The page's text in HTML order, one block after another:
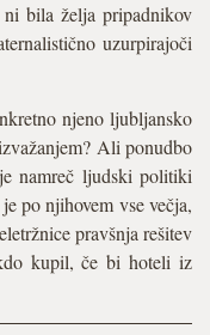
bila želja pripadnikov
uzurpirajoči
njeno ljubljansko
Ali ponudbo
namreč ljudski politiki
po njihovem vse večja,
pravšnja rešitev
kupil, če bi hoteli iz